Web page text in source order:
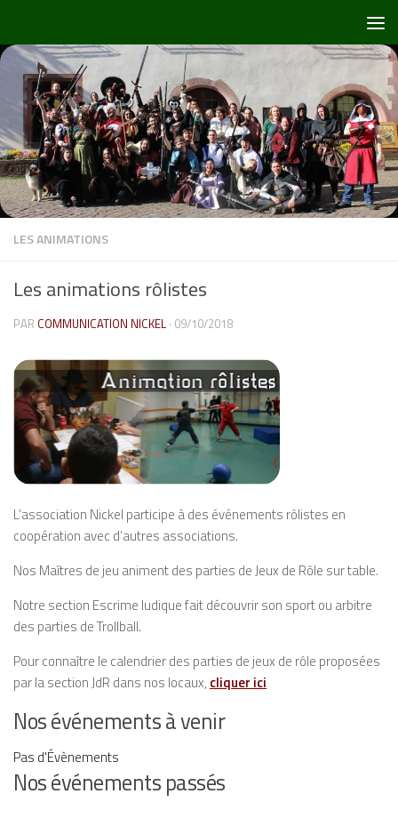
LES ANIMATIONS
Les animations rôlistes
PAR COMMUNICATION NICKEL · 09/10/2018
L’association Nickel participe à des événements rôlistes en
coopération avec d’autres associations.
Nos Maîtres de jeu animent des parties de Jeux de Rôle sur table.
Notre section Escrime ludique fait découvrir son sport ou arbitre
des parties de Trollball.
Pour connaître le calendrier des parties de jeux de rôle proposées
par la section JdR dans nos locaux, cliquer ici
Nos événements à venir
Pas d'Évènements
Nos événements passés